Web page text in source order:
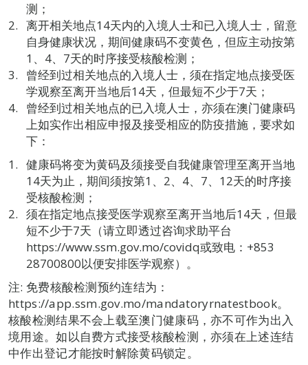
测；
离开相关地点14天内的入境人士和已入境人士，留意
自身健康状况，期间健康码不变黄色，但应主动按第
1、4、7天的时序接受核酸检测；
曾经到过相关地点的入境人士，须在指定地点接受医
学观察至离开当地后14天，但最短不少于7天；
曾经到过相关地点的已入境人士，亦须在澳门健康码
上如实作出相应申报及接受相应的防疫措施，要求如
下：
健康码将变为黄码及须接受自我健康管理至离开当地
14天为止，期间须按第1、2、4、7、12天的时序接
受核酸检测；
须在指定地点接受医学观察至离开当地后14天，但最
短不少于7天（请立即透过咨询求助平台
https://www.ssm.gov.mo/covidq或致电：+853
28700800以便安排医学观察）。
注: 免费核酸检测预约连结为：
https://app.ssm.gov.mo/mandatoryrnatestbook。
核酸检测结果不会上载至澳门健康码，亦不可作为出入
境用途。如以自费方式接受核酸检测，亦须在上述连结
中作出登记才能按时解除黄码锁定。